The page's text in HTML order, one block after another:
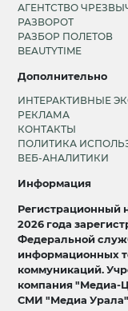
АГЕНТСТВО
РАЗВОРОТ
РАЗБОР ПОЛЕТОВ
BEAUTYTIME
Дополнительно
ИНТЕРАКТИВНЫЕ
РЕКЛАМА
КОНТАКТЫ
ПОЛИТИКА
ВЕБ-АНАЛИТИКИ
Информация
Регистрационный
2026 года
Федеральной
информационных
коммуникаций.
компания "Медиа-
СМИ "Медиа